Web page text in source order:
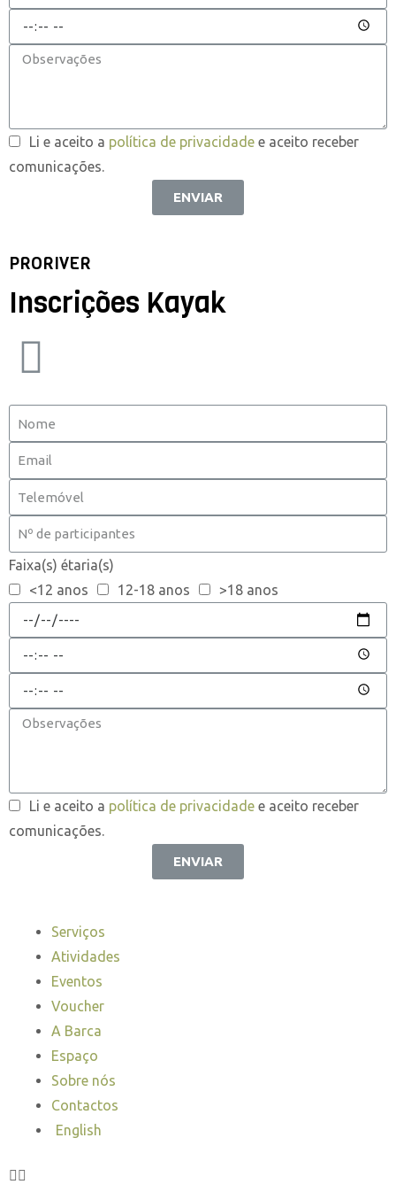
Li e aceito a política de privacidade e aceito receber
comunicações.
ENVIAR
PRORIVER
Inscrições Kayak
Faixa(s) étaria(s)
<12 anos
12-18 anos >18 anos
Li e aceito a política de privacidade e aceito receber
comunicações.
ENVIAR
Serviços
Atividades
Eventos
Voucher
A Barca
Espaço
Sobre nós
Contactos
English